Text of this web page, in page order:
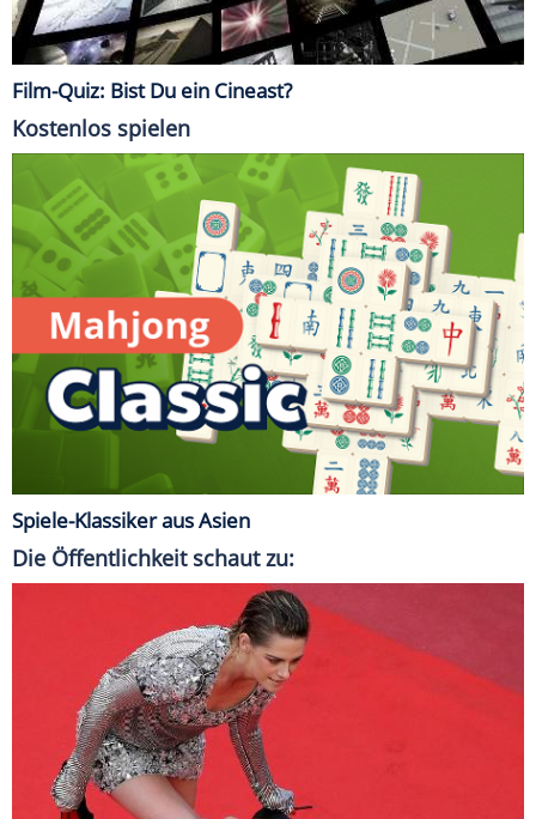
Film-Quiz: Bist Du ein Cineast?
Kostenlos spielen
Spiele-Klassiker aus Asien
Die Öffentlichkeit schaut zu: